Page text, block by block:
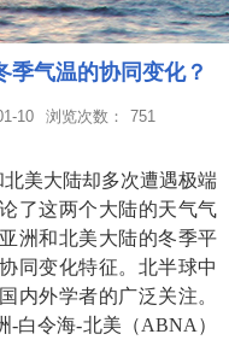
季气温的协同变化？
10 浏览次数： 751
美大陆却多次遭遇极端
了这两个大陆的天气气
洲和北美大陆的冬季平
同变化特征。北半球中
内外学者的广泛关注。
-白令海-北美（ABNA ）